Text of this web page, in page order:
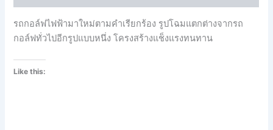
รถกอล์ฟไฟฟ้ามาใหม่ตามคำเรียกร้อง รูปโฉมแตกต่างจากรถ
กอล์ฟทั่วไปอีกรูปแบบหนึ่ง โครงสร้างแช็งแรงทนทาน
Like this: